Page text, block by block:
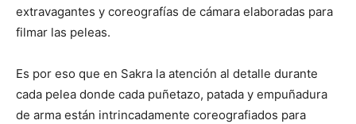
extravagantes y coreografías de cámara elaboradas para
filmar las peleas.
Es por eso que en Sakra la atención al detalle durante
cada pelea donde cada puñetazo, patada y empuñadura
de arma están intrincadamente coreografiados para